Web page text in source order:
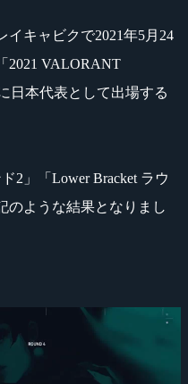
キャビクで2021年5月24
2021 VALORANT
に日本代表として出場する
2」「Lower Bracket ラウ
のような結果となりまし